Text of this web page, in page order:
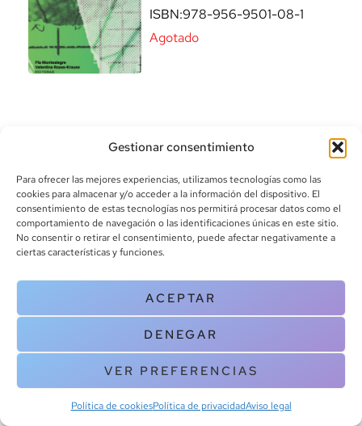
Gestionar consentimiento
Para ofrecer las mejores experiencias, utilizamos tecnologías como las
cookies para almacenar y/o acceder a la información del dispositivo. El
consentimiento de estas tecnologías nos permitirá procesar datos como el
comportamiento de navegación o las identificaciones únicas en este sitio.
No consentir o retirar el consentimiento, puede afectar negativamente a
ciertas características y funciones.
ACEPTAR
DENEGAR
VER PREFERENCIAS
Política de cookiesPolítica de privacidadAviso legal
ISBN:978-956-9501-08-1
Agotado
info@canoalibros.com
pedidos@canoalibros.com
+34 934 242 391
CONTACTO
Copyright © 2025 Canoa Libros. All Rights Reserved |
cookies
| Aviso legal